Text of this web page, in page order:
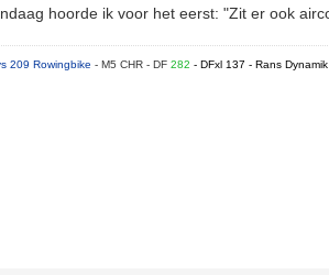
hoorde ik voor het eerst: "Zit er ook
209 Rowingbike- M5 CHR - DF282- DFxl 137 - Rans